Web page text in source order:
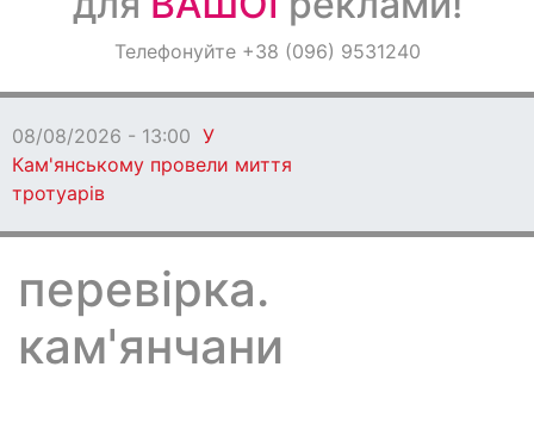
ОголошенняТелефонуйте +38 (096) 9531240
08/08/2026 - 13:00 У
Кам'янському провели миття
тротуарів
перевірка.
кам'янчани